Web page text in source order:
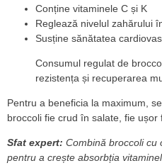
Conține vitaminele C și K
Reglează nivelul zahărului
Susține sănătatea
Consumul regulat de
rezistența și recuperarea
Pentru a beneficia la maximum,
broccoli fie crud în salate, fie
Sfat expert: Combină broccoli cu
pentru a crește absorbția